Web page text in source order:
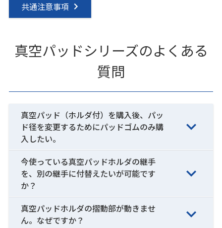
共通注意事項
真空パッドシリーズのよくある
質問
真空パッド（ホルダ付）を購入後、パッ
ド径を変更するためにパッドゴムのみ購
入したい。
今使っている真空パッドホルダの継手
を、別の継手に付替えたいが可能です
か？
真空パッドホルダの摺動部が動きませ
ん。なぜですか？